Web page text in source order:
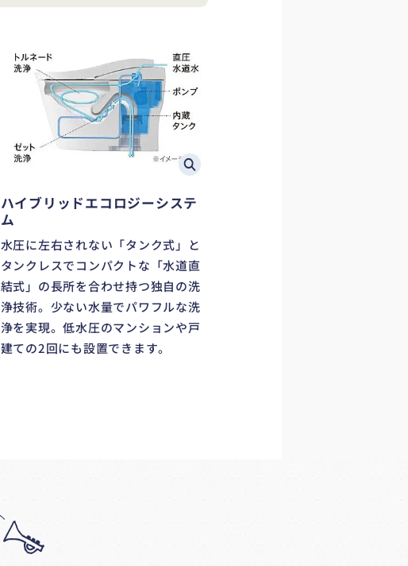
ハイブリッドエコロジーシステ
ム
水圧に左右されない「タンク式」と
タンクレスでコンパクトな「水道直
結式」の長所を合わせ持つ独自の洗
浄技術。少ない水量でパワフルな洗
浄を実現。低水圧のマンションや戸
建ての2回にも設置できます。